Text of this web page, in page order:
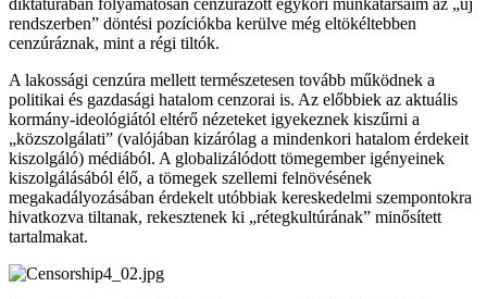
rendszerben” döntési pozíciókba kerülve még eltökéltebben
cenzúráznak, mint a régi tiltók.
A lakossági cenzúra mellett természetesen tovább működnek a
politikai és gazdasági hatalom cenzorai is. Az előbbiek az aktuális
kormány-ideológiától eltérő nézeteket igyekeznek kiszűrni a
„közszolgálati” (valójában kizárólag a mindenkori hatalom érdekeit
kiszolgáló) médiából. A globalizálódott tömegember igényeinek
kiszolgálásából élő, a tömegek szellemi felnövésének
megakadályozásában érdekelt utóbbiak kereskedelmi szempontokra
hivatkozva tiltanak, rekesztenek ki „rétegkultúrának” minősített
tartalmakat.